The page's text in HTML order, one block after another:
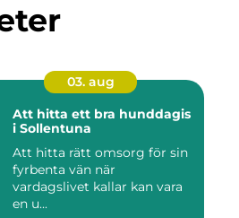
03. aug
Att hitta ett bra hunddagis
i Sollentuna
Att hitta rätt omsorg för sin
fyrbenta vän när
vardagslivet kallar kan vara
en u...